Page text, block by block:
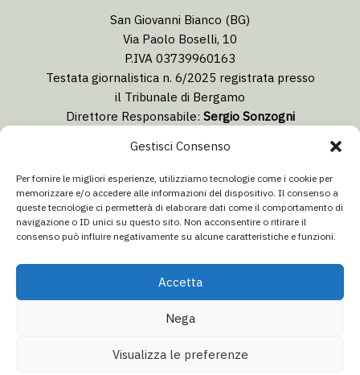
Gestisci Consenso
Per fornire le migliori esperienze, utilizziamo tecnologie come i cookie per
memorizzare e/o accedere alle informazioni del dispositivo. Il consenso a
queste tecnologie ci permetterà di elaborare dati come il comportamento di
navigazione o ID unici su questo sito. Non acconsentire o ritirare il
consenso può influire negativamente su alcune caratteristiche e funzioni.
Accetta
Nega
Visualizza le preferenze
San Giovanni Bianco (BG)
Via Paolo Boselli, 10
P.IVA 03739960163
Testata giornalistica n. 6/2025 registrata presso
il Tribunale di Bergamo
Direttore Responsabile: Sergio Sonzogni
redazione@isolabergamascanews.it
info@italiacommunication.com
Telefono: 0345 41834
© 2026 Isola Bergamasca News - Tutti i diritti riservati